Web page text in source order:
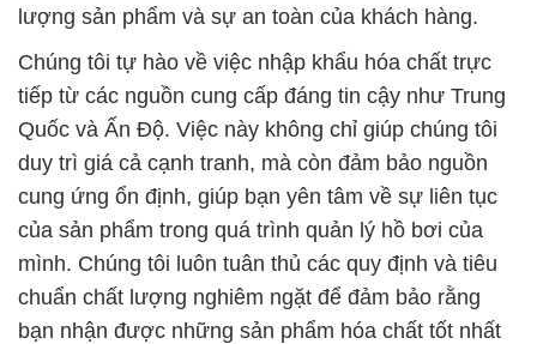
lượng sản phẩm và sự an toàn của khách hàng.
Chúng tôi tự hào về việc nhập khẩu hóa chất trực
tiếp từ các nguồn cung cấp đáng tin cậy như Trung
Quốc và Ấn Độ. Việc này không chỉ giúp chúng tôi
duy trì giá cả cạnh tranh, mà còn đảm bảo nguồn
cung ứng ổn định, giúp bạn yên tâm về sự liên tục
của sản phẩm trong quá trình quản lý hồ bơi của
mình. Chúng tôi luôn tuân thủ các quy định và tiêu
chuẩn chất lượng nghiêm ngặt để đảm bảo rằng
bạn nhận được những sản phẩm hóa chất tốt nhất